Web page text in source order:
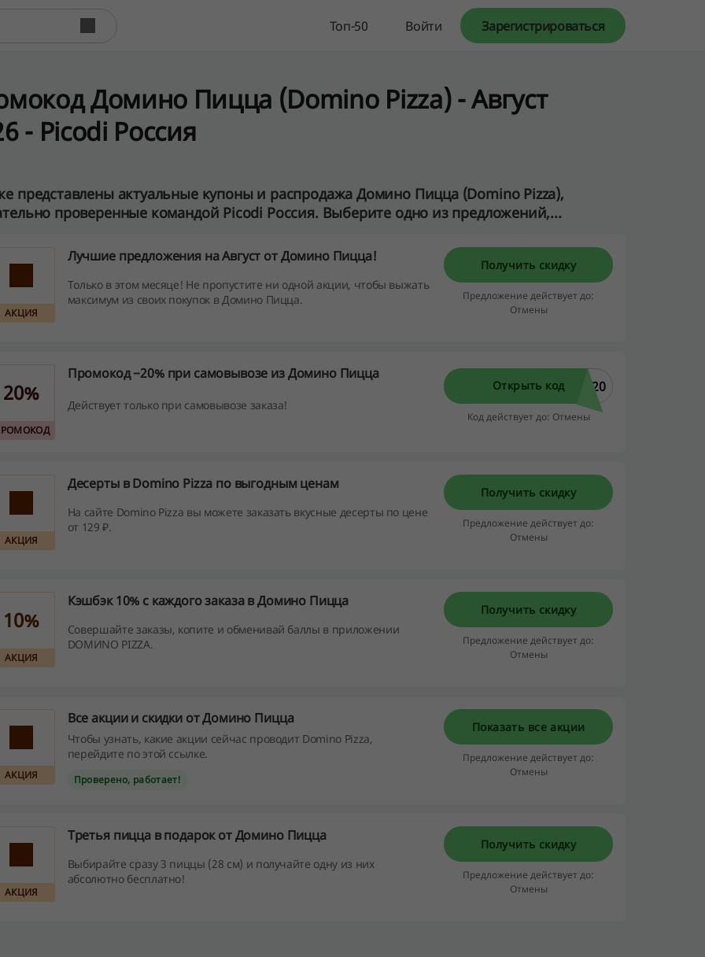
Топ-50 Войти Зарегистрироваться
Домино Пицца (Domino Pizza) - Август
- Picodi Россия
представлены актуальные купоны и распродажа Домино Пицца (Domino Pizza),
проверенные командой Picodi Россия. Выберите одно из предложений,...
АКЦИЯ
Лучшие предложения на Август от Домино Пицца!
Только в этом месяце! Не пропустите ни одной акции, чтобы выжать
максимум из своих покупок в Домино Пицца.
Получить скидку
Предложение действует до:
Отмены
20%
Промокод −20% при самовывозе из Домино Пицца
Действует только при самовывозе заказа!
Открыть код Y20
Код действует до: Отмены
АКЦИЯ
Десерты в Domino Pizza по выгодным ценам
На сайте Domino Pizza вы можете заказать вкусные десерты по цене
от 129 ₽.
Получить скидку
Предложение действует до:
Отмены
10%
АКЦИЯ
Кэшбэк 10% с каждого заказа в Домино Пицца
Совершайте заказы, копите и обменивай баллы в приложении
DOMИNO PIZZA.
Получить скидку
Предложение действует до:
Отмены
АКЦИЯ
Все акции и скидки от Домино Пицца
Чтобы узнать, какие акции сейчас проводит Domino Pizza,
перейдите по этой ссылке.
Проверено, работает!
Показать все акции
Предложение действует до:
Отмены
АКЦИЯ
Третья пицца в подарок от Домино Пицца
Выбирайте сразу 3 пиццы (28 см) и получайте одну из них
абсолютно бесплатно!
Получить скидку
Предложение действует до:
Отмены